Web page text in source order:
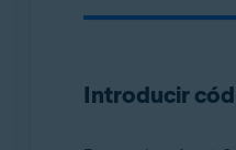
Introducir